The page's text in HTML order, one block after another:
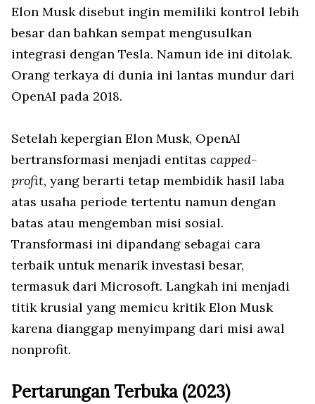
Elon Musk disebut ingin memiliki kontrol lebih
besar dan bahkan sempat mengusulkan
integrasi dengan Tesla. Namun ide ini ditolak.
Orang terkaya di dunia ini lantas mundur dari
OpenAI pada 2018.
Setelah kepergian Elon Musk, OpenAI
bertransformasi menjadi entitas capped-
profit, yang berarti tetap membidik hasil laba
atas usaha periode tertentu namun dengan
batas atau mengemban misi sosial.
Transformasi ini dipandang sebagai cara
terbaik untuk menarik investasi besar,
termasuk dari Microsoft. Langkah ini menjadi
titik krusial yang memicu kritik Elon Musk
karena dianggap menyimpang dari misi awal
nonprofit.
Pertarungan Terbuka (2023)